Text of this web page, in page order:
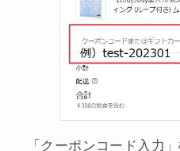
「クーポンコード入力